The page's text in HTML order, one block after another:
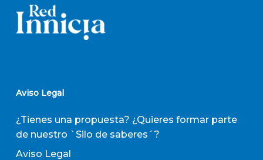
Aviso Legal
¿Tienes una propuesta? ¿Quieres formar parte
de nuestro `Silo de saberes´?
Aviso Legal